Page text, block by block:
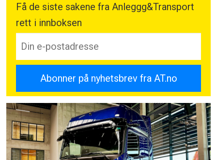
Få de siste sakene fra Anleggg&Transport
rett i innboksen